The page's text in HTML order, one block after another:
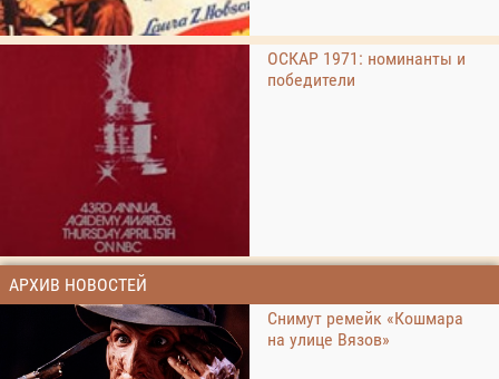
ОСКАР 1971: номинанты и
победители
АРХИВ НОВОСТЕЙ
Снимут ремейк «Кошмара
на улице Вязов»